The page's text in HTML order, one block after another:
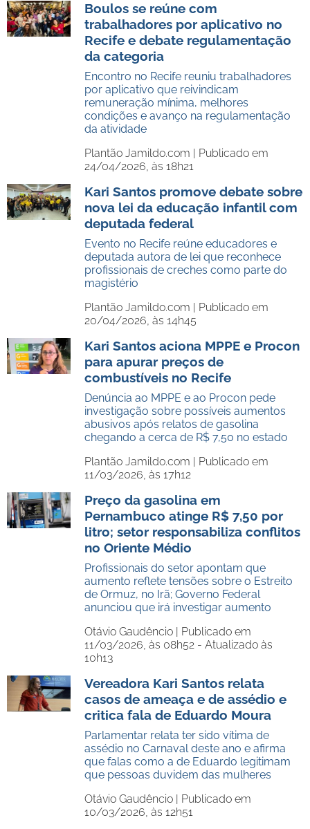
Boulos se reúne com
trabalhadores por aplicativo no
Recife e debate regulamentação
da categoria
Encontro no Recife reuniu trabalhadores
por aplicativo que reivindicam
remuneração mínima, melhores
condições e avanço na regulamentação
da atividade
Plantão Jamildo.com | Publicado em
24/04/2026, às 18h21
Kari Santos promove debate sobre
nova lei da educação infantil com
deputada federal
Evento no Recife reúne educadores e
deputada autora de lei que reconhece
profissionais de creches como parte do
magistério
Plantão Jamildo.com | Publicado em
20/04/2026, às 14h45
Kari Santos aciona MPPE e Procon
para apurar preços de
combustíveis no Recife
Denúncia ao MPPE e ao Procon pede
investigação sobre possíveis aumentos
abusivos após relatos de gasolina
chegando a cerca de R$ 7,50 no estado
Plantão Jamildo.com | Publicado em
11/03/2026, às 17h12
Preço da gasolina em
Pernambuco atinge R$ 7,50 por
litro; setor responsabiliza conflitos
no Oriente Médio
Profissionais do setor apontam que
aumento reflete tensões sobre o Estreito
de Ormuz, no Irã; Governo Federal
anunciou que irá investigar aumento
Otávio Gaudêncio | Publicado em
11/03/2026, às 08h52 - Atualizado às
10h13
Vereadora Kari Santos relata
casos de ameaça e de assédio e
critica fala de Eduardo Moura
Parlamentar relata ter sido vítima de
assédio no Carnaval deste ano e afirma
que falas como a de Eduardo legitimam
que pessoas duvidem das mulheres
Otávio Gaudêncio | Publicado em
10/03/2026, às 12h51